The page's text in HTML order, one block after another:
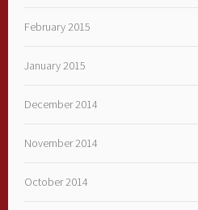
February 2015
January 2015
December 2014
November 2014
October 2014